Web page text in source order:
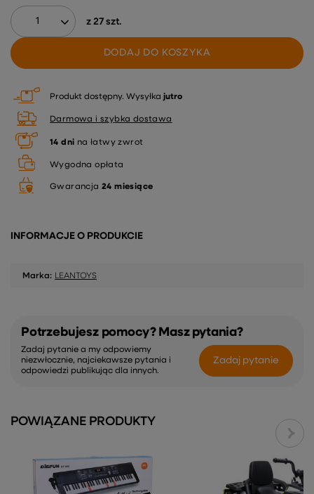
z 27 szt.
DODAJ DO KOSZYKA
Produkt dostępny Wysyłka jutro
Darmowa i szybka dostawa
14 dni na łatwy zwrot
Wygodna opłata
Gwarancja 24 miesiące
INFORMACJE O PRODUKCIE
Marka: LEANTOYS
Potrzebujesz pomocy? Masz pytania?
Zadaj pytanie a my odpowiemy
niezwłocznie, najciekawsze pytania i
odpowiedzi publikując dla innych.
Zadaj pytanie
POWIĄZANE PRODUKTY